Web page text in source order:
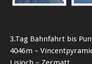
3.Tag Bahnfahrt bis
4046m –